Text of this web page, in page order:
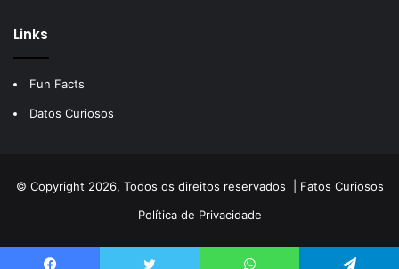
Links
Fun Facts
Datos Curiosos
© Copyright 2026, Todos os direitos reservados | Fatos Curiosos
Política de Privacidade